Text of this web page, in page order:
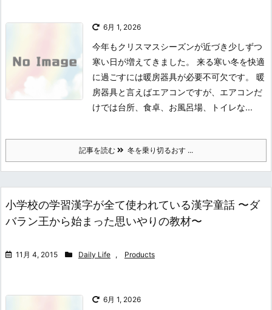
6月 1, 2026
今年もクリスマスシーズンが近づき少しずつ
寒い日が増えてきました。 来る寒い冬を快適
に過ごすには暖房器具が必要不可欠です。 暖
房器具と言えばエアコンですが、エアコンだ
けでは台所、食卓、お風呂場、トイレな...
記事を読む 冬を乗り切るおす ...
小学校の学習漢字が全て使われている漢字童話 〜ダ
バラン王から始まった思いやりの教材〜
11月 4, 2015 Daily Life , Products
6月 1, 2026